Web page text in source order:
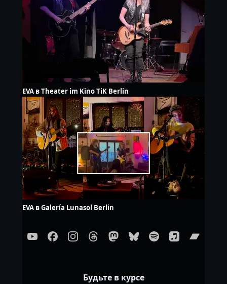
EVA в Theater im Kino TiK Berlin
EVA в Galería Lunasol Berlin
Будьте в курсе